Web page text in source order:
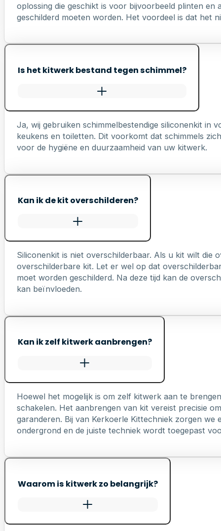
oplossing die geschikt is voor bijvoorbeeld plinten en
geschilderd moeten worden. Het voordeel is dat het
Is het kitwerk bestand tegen schimmel?
Ja, wij gebruiken schimmelbestendige siliconenkit in
keukens en toiletten. Dit voorkomt dat schimmels
voor de hygiëne en duurzaamheid van uw kitwerk.
Kan ik de kit overschilderen?
Siliconenkit is niet overschilderbaar. Als u kit wilt die
overschilderbare kit. Let er wel op dat
moet worden geschilderd. Na deze tijd kan de
kan beïnvloeden.
Kan ik zelf kitwerk aanbrengen?
Hoewel het mogelijk is om zelf kitwerk aan te
schakelen. Het aanbrengen van kit vereist precisie
garanderen. Bij van Kerkoerle Kittechniek zorgen
ondergrond en de juiste techniek wordt toegepast
Waarom is kitwerk zo belangrijk?